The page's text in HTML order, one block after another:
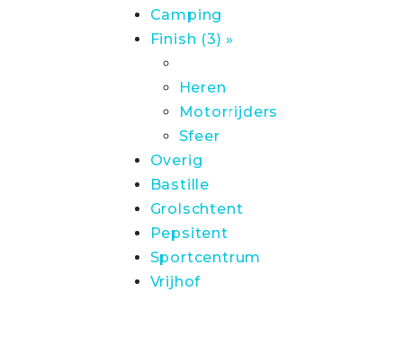
Camping
Finish (3) »
Heren
Motorrijders
Sfeer
Overig
Bastille
Grolschtent
Pepsitent
Sportcentrum
Vrijhof